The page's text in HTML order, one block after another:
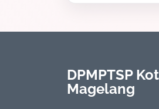
DPMPTSP
Magelang